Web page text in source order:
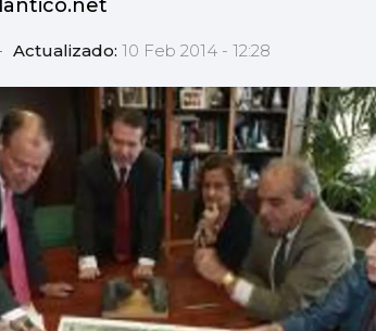
Actualizado: 10 Feb 2014 - 12:28